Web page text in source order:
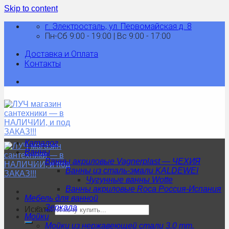
Skip to content
г. Электросталь, ул. Первомайская д. 8
Пн-Сб 9:00 - 19:00 | Вс 9:00 - 17:00
Доставка и Оплата
Контакты
Искать:
Каталог
Ванны
Ванны акриловые Vagnerplast — ЧЕХИЯ
Ванны из сталь-эмали KALDEWEI
Чугунные ванны Wotte
Ванны акриловые Roca Россия-Испания
Мебель для ванной
Зеркала
Мойки
Мойки из нержавеющей стали 3.0 mm.